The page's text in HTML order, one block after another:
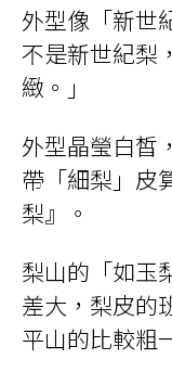
外型像「新世
不是新世紀梨
緻。」
外型晶瑩白皙
帶「細梨」皮
梨』。
梨山的「如玉
差大，梨皮的
平山的比較粗